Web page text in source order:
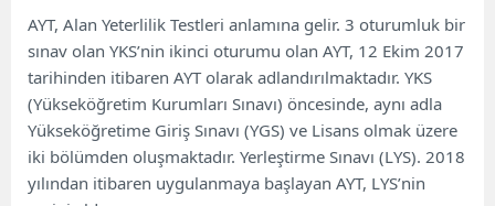
AYT, Alan Yeterlilik Testleri anlamına gelir. 3 oturumluk bir
sınav olan YKS’nin ikinci oturumu olan AYT, 12 Ekim 2017
tarihinden itibaren AYT olarak adlandırılmaktadır. YKS
(Yükseköğretim Kurumları Sınavı) öncesinde, aynı adla
Yükseköğretime Giriş Sınavı (YGS) ve Lisans olmak üzere
iki bölümden oluşmaktadır. Yerleştirme Sınavı (LYS). 2018
yılından itibaren uygulanmaya başlayan AYT, LYS’nin